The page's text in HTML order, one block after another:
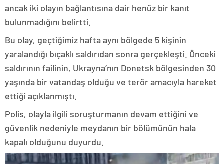
ancak iki olayın bağlantısına dair henüz bir kanıt
bulunmadığını belirtti.
Bu olay, geçtiğimiz hafta aynı bölgede 5 kişinin
yaralandığı bıçaklı saldırıdan sonra gerçekleşti. Önceki
saldırının failinin, Ukrayna’nın Donetsk bölgesinden 30
yaşında bir vatandaş olduğu ve terör amacıyla hareket
ettiği açıklanmıştı.
Polis, olayla ilgili soruşturmanın devam ettiğini ve
güvenlik nedeniyle meydanın bir bölümünün hala
kapalı olduğunu duyurdu.